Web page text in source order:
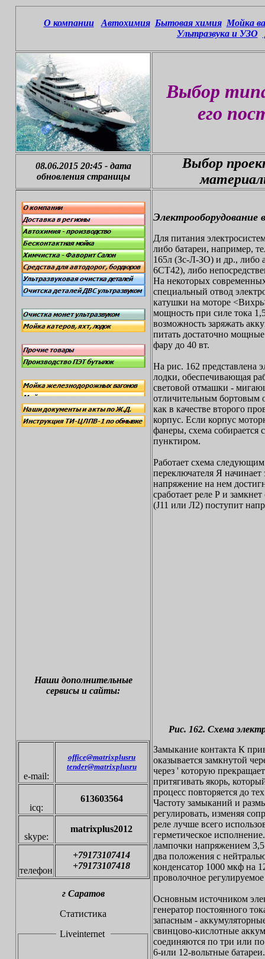
О компании Автохимия Бытовая химия Мойка
Ультразвука и УЗО
Выбор
его
08.06.2015 20:45-дата
обновления страницы
Выбор
Наши дополнительные
сервисы и сайты:
e-mail:
office@matrixplusru
tender@matrixplusru
icq:
613603564
skype:
matrixplus2012
телефон
+79173107414
+79173107418
г Саратов
Статистика
Liveinternet
Электрооборудование
Для питания
либо батареи, например,
165л (Зс-Л-ЗО) и др., либо
6СТ42), либо
На некоторых
специальный отвод
катушки на моторе
мощность при силе тока
возможность заряжать
питать достаточно
фару до 40 вт.
На рис. 162 представлена
лодки, обеспечивающая
световой отмашки -
отличительным бортовым
как в качестве второго
корпус. Если корпус
фанеры, схема собирается
пунктиром.
Работает схема
переключателя Я начинает
напряжение на нем
сработает реле Р и
(J11 или Л2) поступит
Рис. 162. Схема
Замыкание контакта К
оказывается замкнутой
через ' которую
притягивать якорь,
процесс повторяется до
Частоту замыканий и
регулировать, изменяя
реле лучше всего
герметическое
лампочки напряжением
два положения с
конденсатор 1000 мкф на
проволочное
Основным источником
генератор постоянного
запасным -
свинцово-кислотные
соединяются по три или по
6-или 12-вольтные батареи.